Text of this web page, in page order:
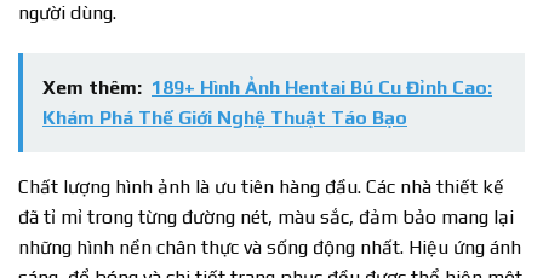
người dùng.
Xem thêm: 189+ Hình Ảnh Hentai Bú Cu Đỉnh Cao:
Khám Phá Thế Giới Nghệ Thuật Táo Bạo
Chất lượng hình ảnh là ưu tiên hàng đầu. Các nhà thiết kế
đã tỉ mỉ trong từng đường nét, màu sắc, đảm bảo mang lại
những hình nền chân thực và sống động nhất. Hiệu ứng ánh